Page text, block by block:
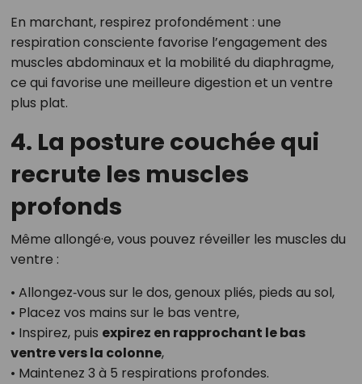
En marchant, respirez profondément : une
respiration consciente favorise l’engagement des
muscles abdominaux et la mobilité du diaphragme,
ce qui favorise une meilleure digestion et un ventre
plus plat.
4. La posture couchée qui
recrute les muscles
profonds
Même allongé·e, vous pouvez réveiller les muscles du
ventre :
• Allongez‑vous sur le dos, genoux pliés, pieds au sol,
• Placez vos mains sur le bas ventre,
• Inspirez, puis expirez en rapprochant le bas
ventre vers la colonne,
• Maintenez 3 à 5 respirations profondes.